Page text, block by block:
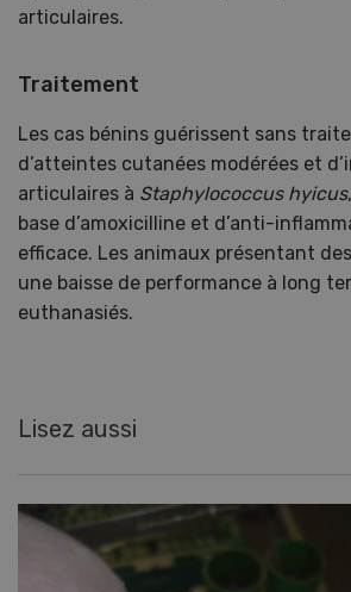
articulaires.
Traitement
Les cas bénins guérissent sans
d’atteintes cutanées modérées et
articulaires à Staphylococcus hyicus
base d’amoxicilline et d’anti-
efficace. Les animaux présentant
une baisse de performance à long
euthanasiés.
Lisez aussi